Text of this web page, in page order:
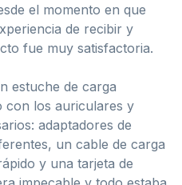
el momento en que
de recibir y
fue muy satisfactoria.
estuche de carga
con los auriculares y
adaptadores de
un cable de carga
y una tarjeta de